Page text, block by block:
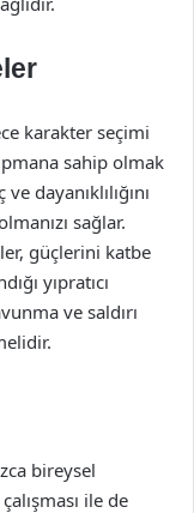
karakter seçimi
sahip olmak
dayanıklılığını
sağlar.
güçlerini katbe
yıpratıcı
ve saldırı
bireysel
ile de